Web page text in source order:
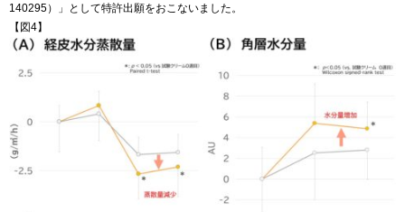
140295）」として特許出願をおこないました。
【図4】